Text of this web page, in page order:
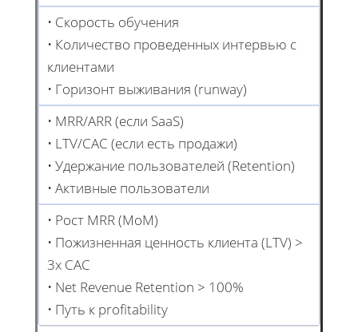
• Скорость обучения
• Количество проведенных интервью с
клиентами
• Горизонт выживания (runway)
• MRR/ARR (если SaaS)
• LTV/CAC (если есть продажи)
• Удержание пользователей (Retention)
• Активные пользователи
• Рост MRR (MoM)
• Пожизненная ценность клиента (LTV) >
3x CAC
• Net Revenue Retention > 100%
• Путь к profitability